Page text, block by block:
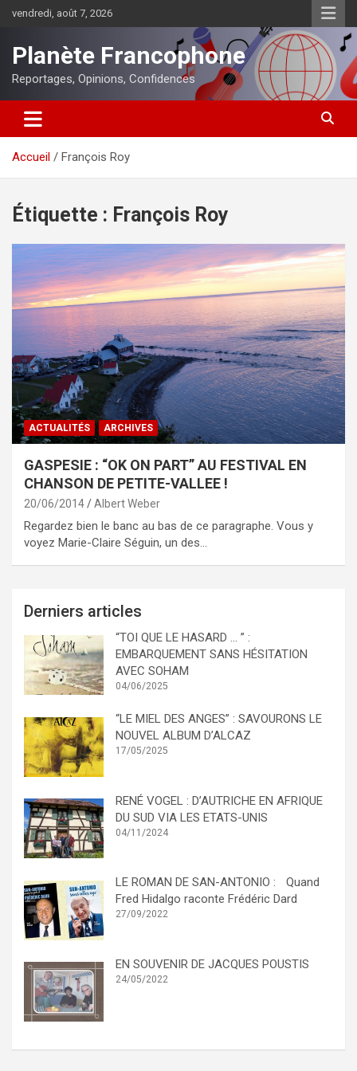
vendredi, août 7, 2026
Planète Francophone
Reportages, Opinions, Confidences
Accueil François Roy
Étiquette : François Roy
ACTUALITÉS ARCHIVES
GASPESIE : “OK ON PART” AU FESTIVAL EN
CHANSON DE PETITE-VALLEE !
20/06/2014 Albert Weber
Regardez bien le banc au bas de ce paragraphe. Vous y
voyez Marie-Claire Séguin, un des…
Derniers articles
“TOI QUE LE HASARD … ” :
EMBARQUEMENT SANS HÉSITATION
AVEC SOHAM
04/06/2025
“LE MIEL DES ANGES” : SAVOURONS LE
NOUVEL ALBUM D’ALCAZ
17/05/2025
RENÉ VOGEL : D’AUTRICHE EN AFRIQUE
DU SUD VIA LES ETATS-UNIS
04/11/2024
LE ROMAN DE SAN-ANTONIO : Quand
Fred Hidalgo raconte Frédéric Dard
27/09/2022
EN SOUVENIR DE JACQUES POUSTIS
24/05/2022